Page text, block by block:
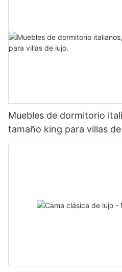
Muebles de dormitorio
tamaño king para villas